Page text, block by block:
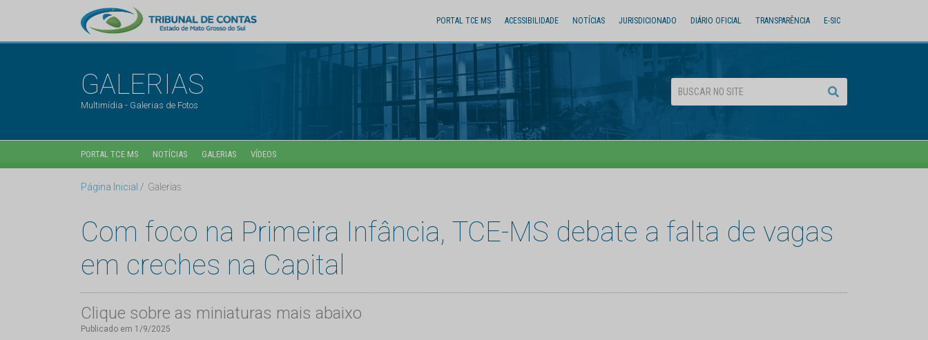
PORTAL TCE MS ACESSIBILIDADE NOTÍCIAS JURISDICIONADO DIÁRIO OFICIAL TRANSPARÊNCIA E-SIC
GALERIAS
Multimídia - Galerias de Fotos
PORTAL TCE MS NOTÍCIAS GALERIAS VÍDEOS
Página Inicial Galerias
Com foco na Primeira Infância, TCE-MS debate a falta de vagas
em creches na Capital
Clique sobre as miniaturas mais abaixo
Publicado em 1/9/2025